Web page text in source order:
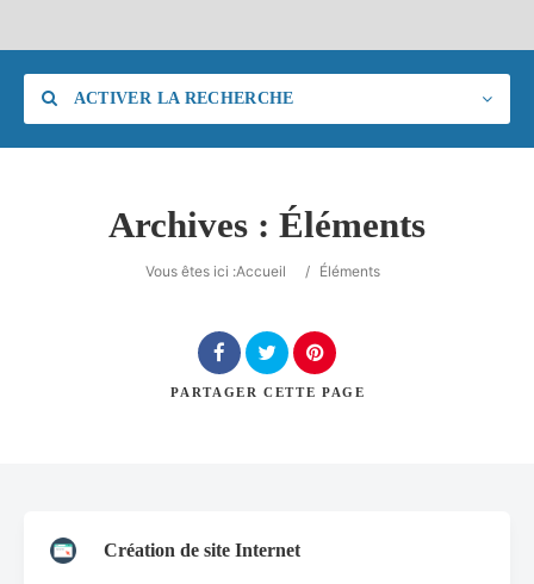
ACTIVER LA RECHERCHE
Rechercher
Archives : Éléments
Vous êtes ici :Accueil / Éléments
PARTAGER CETTE PAGE
Création de site Internet